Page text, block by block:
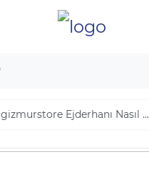
gizmurstore Ejderhanı Nasıl ...